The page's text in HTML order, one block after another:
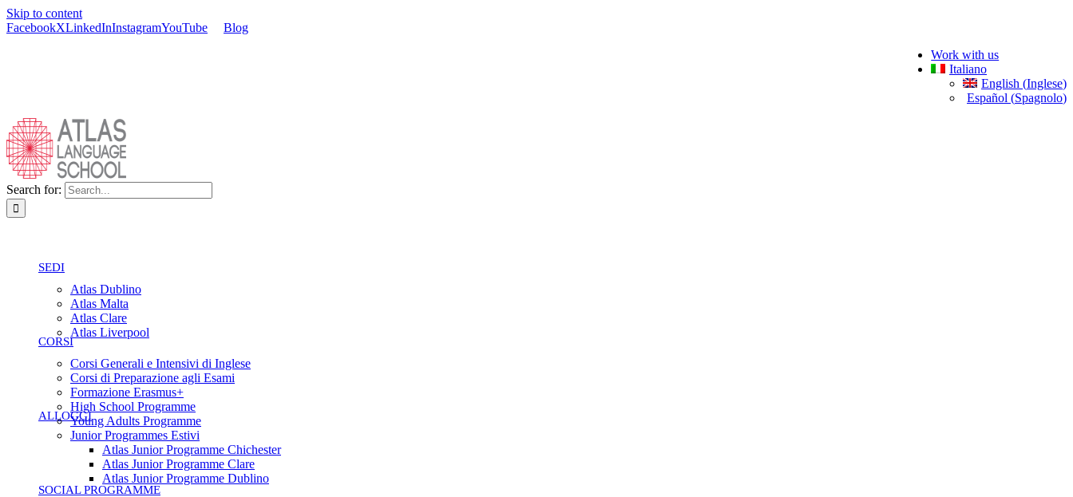
Skip to content
FacebookXLinkedInInstagramYouTube
Blog
Work with us
Italiano
English (Inglese)
Español (Spagnolo)
Search for:
SEDI
Atlas Dublino
Atlas Malta
Atlas Clare
Atlas Liverpool
CORSI
Corsi Generali e Intensivi di Inglese
Corsi di Preparazione agli Esami
Formazione Erasmus+
High School Programme
Young Adults Programme
Junior Programmes Estivi
Atlas Junior Programme Chichester
Atlas Junior Programme Clare
Atlas Junior Programme Dublino
ALLOGGI
SOCIAL PROGRAMME